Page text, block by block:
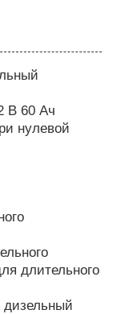
В 60 Ач
нулевой
длительного